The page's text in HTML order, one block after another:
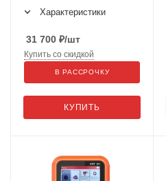
функций
Характеристики
31 700 ₽/шт
КУПИТЬ
Купить со скидкой
В РАССРОЧКУ